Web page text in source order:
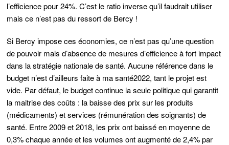
l’efficience pour 24%. C’est le ratio inverse qu’il faudrait utiliser
mais ce n’est pas du ressort de Bercy !
Si Bercy impose ces économies, ce n’est pas qu’une question
de pouvoir mais d’absence de mesures d’efficience à fort impact
dans la stratégie nationale de santé. Aucune référence dans le
budget n’est d’ailleurs faite à ma santé2022, tant le projet est
vide. Par défaut, le budget continue la seule politique qui garantit
la maitrise des coûts : la baisse des prix sur les produits
(médicaments) et services (rémunération des soignants) de
santé. Entre 2009 et 2018, les prix ont baissé en moyenne de
0,3% chaque année et les volumes ont augmenté de 2,4% par